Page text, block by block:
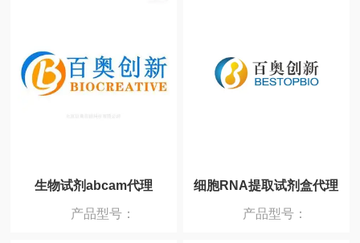
生物试剂abcam代理
产品型号：
细胞RNA提取试剂盒代理
产品型号：